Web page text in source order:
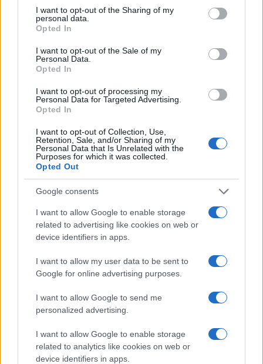
not limited to your visit or usage behaviour. You may click to
grant or deny consent to Google and its third-party tags to
use your data for below specified purposes in below Google
consent section.
I want to opt-out of the Sharing of my
personal data.
Opted In
I want to opt-out of the Sale of my
Personal Data.
Opted In
I want to opt-out of processing my
Personal Data for Targeted Advertising.
Opted In
I want to opt-out of Collection, Use,
Retention, Sale, and/or Sharing of my
Personal Data that Is Unrelated with the
Purposes for which it was collected.
Opted Out
Google consents
I want to allow Google to enable storage
related to advertising like cookies on web or
device identifiers in apps.
I want to allow my user data to be sent to
Google for online advertising purposes.
I want to allow Google to send me
personalized advertising.
I want to allow Google to enable storage
related to analytics like cookies on web or
device identifiers in apps.
FINANÇA
Rendimentos de R$ 10 mil em diferentes investimentos com a
Selic a 14%
Bruno Costa · 7 ago 2026